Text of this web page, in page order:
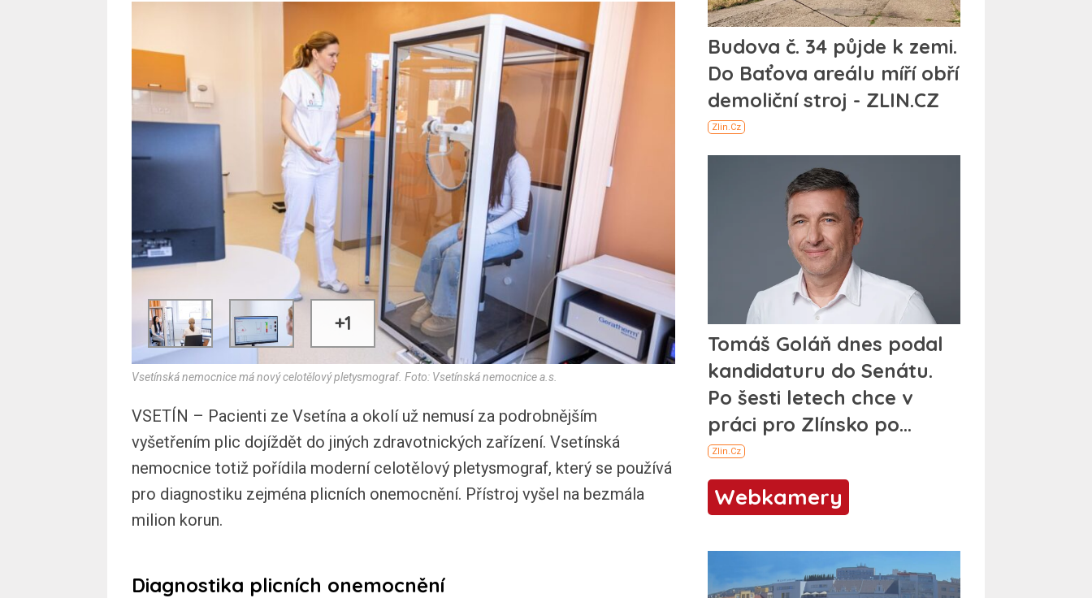
+1
Vsetínská nemocnice má nový celotělový pletysmograf. Foto: Vsetínská nemocnice a.s.
VSETÍN – Pacienti ze Vsetína a okolí už nemusí za podrobnějším
vyšetřením plic dojíždět do jiných zdravotnických zařízení. Vsetínská
nemocnice totiž pořídila moderní celotělový pletysmograf, který se používá
pro diagnostiku zejména plicních onemocnění. Přístroj vyšel na bezmála
milion korun.
Diagnostika plicních onemocnění
Webkamery